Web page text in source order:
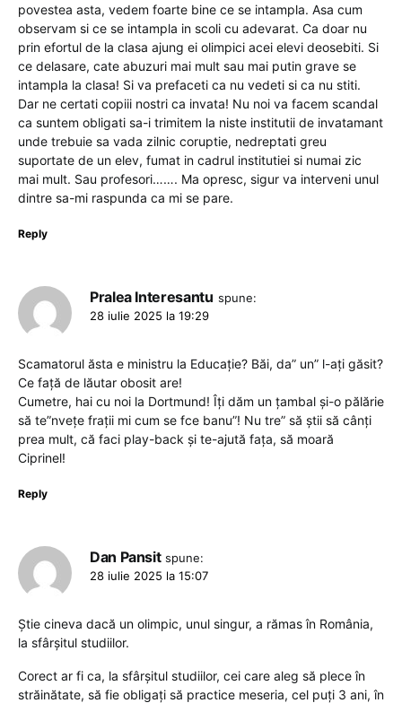
povestea asta, vedem foarte bine ce se intampla. Asa cum
observam si ce se intampla in scoli cu adevarat. Ca doar nu
prin efortul de la clasa ajung ei olimpici acei elevi deosebiti. Si
ce delasare, cate abuzuri mai mult sau mai putin grave se
intampla la clasa! Si va prefaceti ca nu vedeti si ca nu stiti.
Dar ne certati copiii nostri ca invata! Nu noi va facem scandal
ca suntem obligati sa-i trimitem la niste institutii de invatamant
unde trebuie sa vada zilnic coruptie, nedreptati greu
suportate de un elev, fumat in cadrul institutiei si numai zic
mai mult. Sau profesori……. Ma opresc, sigur va interveni unul
dintre sa-mi raspunda ca mi se pare.
Reply
Pralea Interesantu spune:
28 iulie 2025 la 19:29
Scamatorul ăsta e ministru la Educație? Băi, da” un” l-ați găsit?
Ce față de lăutar obosit are!
Cumetre, hai cu noi la Dortmund! Îți dăm un țambal și-o pălărie
să te”nvețe frații mi cum se fce banu”! Nu tre” să știi să cânți
prea mult, că faci play-back și te-ajută fața, să moară
Ciprinel!
Reply
Dan Pansit spune:
28 iulie 2025 la 15:07
Știe cineva dacă un olimpic, unul singur, a rămas în România,
la sfârșitul studiilor.
Corect ar fi ca, la sfârșitul studiilor, cei care aleg să plece în
străinătate, să fie obligați să practice meseria, cel puți 3 ani, în